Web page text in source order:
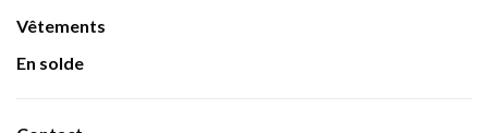
Vêtements
En solde